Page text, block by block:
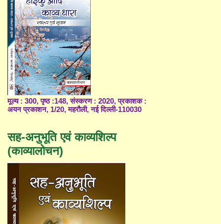
मूल्य : 300, पृष्ठ :148, संस्करण : 2020, प्रकाशक :
अयन प्रकाशन, 1/20, महरौली, नई दिल्ली-110030
सह-अनुभूति एवं काव्यशिल्प
(काव्यालोचन)